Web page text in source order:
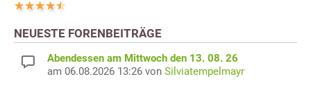
NEUESTE FORENBEITRÄGE
Abendessen am Mittwoch den 13. 08. 26
am 06.08.2026 13:26 von Silviatempelmayr